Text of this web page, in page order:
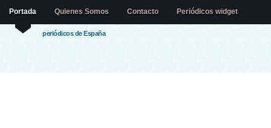
periódicos de España
Portada Quienes Somos Contacto Periódicos widget